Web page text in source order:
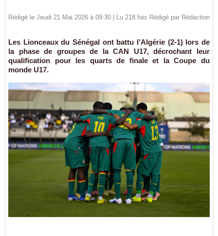
Rédigé le Jeudi 21 Mai 2026 à 09:30 | Lu 218 fois Rédigé par Rédaction
Les Lionceaux du Sénégal ont battu l’Algérie (2-1) lors de
la phase de groupes de la CAN U17, décrochant leur
qualification pour les quarts de finale et la Coupe du
monde U17.